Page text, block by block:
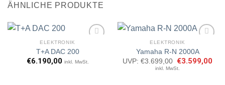
ÄHNLICHE PRODUKTE
Artikel
ELEKTRONIK
T+A DAC 200
€6.190,00 inkl. MwSt.
Artikel
ELEKTRONIK
Yamaha R-N 2000A
UVP: €3.699,00
Ursprünglicher
Preis
€3.599,00
inkl. MwSt.